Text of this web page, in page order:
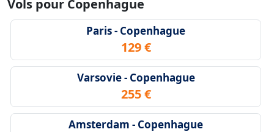
Vols pour Copenhague
Paris - Copenhague
129 €
Varsovie - Copenhague
255 €
Amsterdam - Copenhague